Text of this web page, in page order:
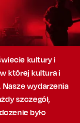
kultury i
w której kultura i
wydarzenia
szczegół,
było